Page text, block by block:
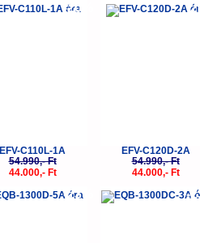
-20%
EFV-C110L-1A
54.990,- Ft
44.000,- Ft
-
EFV-C120D-2A
54.990,- Ft
44.000,- Ft
-23% -